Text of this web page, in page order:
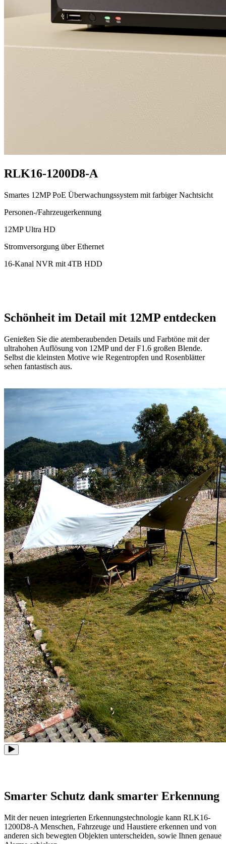
RLK16-1200D8-A
Smartes 12MP PoE Überwachungssystem mit farbiger Nachtsicht
Personen-/Fahrzeugerkennung
12MP Ultra HD
Stromversorgung über Ethernet
16-Kanal NVR mit 4TB HDD
Schönheit im Detail mit 12MP entdecken
Genießen Sie die atemberaubenden Details und Farbtöne mit der
ultrahohen Auflösung von 12MP und der F1.6 großen Blende.
Selbst die kleinsten Motive wie Regentropfen und Rosenblätter
sehen fantastisch aus.
Smarter Schutz dank smarter Erkennung
Mit der neuen integrierten Erkennungstechnologie kann RLK16-
1200D8-A Menschen, Fahrzeuge und Haustiere erkennen und von
anderen sich bewegten Objekten unterscheiden, sowie Ihnen genaue